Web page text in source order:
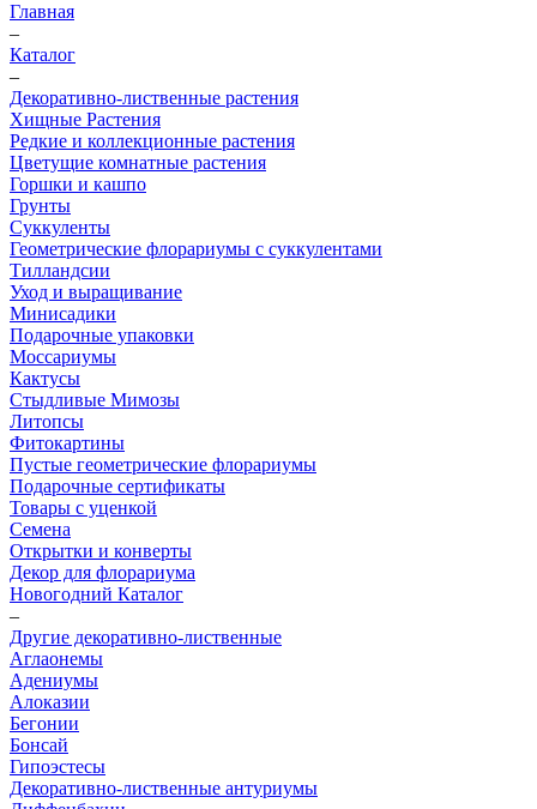
Главная
–
Каталог
–
Декоративно-лиственные растения
Хищные Растения
Редкие и коллекционные растения
Цветущие комнатные растения
Горшки и кашпо
Грунты
Суккуленты
Геометрические флорариумы с суккулентами
Тилландсии
Уход и выращивание
Минисадики
Подарочные упаковки
Моссариумы
Кактусы
Стыдливые Мимозы
Литопсы
Фитокартины
Пустые геометрические флорариумы
Подарочные сертификаты
Товары с уценкой
Семена
Открытки и конверты
Декор для флорариума
Новогодний Каталог
–
Другие декоративно-лиственные
Аглаонемы
Адениумы
Алоказии
Бегонии
Бонсай
Гипоэстесы
Декоративно-лиственные антуриумы